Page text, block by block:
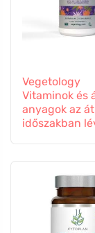
Vegetology
Vitaminok és
anyagok az
időszakban